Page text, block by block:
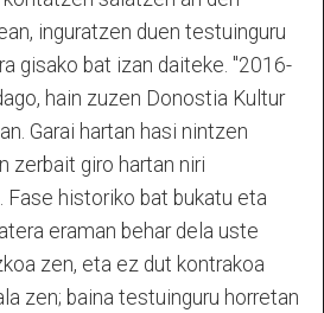
inguratzen duen testuinguru
gisako bat izan daiteke. "2016-
hain zuzen Donostia Kultur
Garai hartan hasi nintzen
zerbait giro hartan niri
Fase historiko bat bukatu eta
eraman behar dela uste
zen, eta ez dut kontrakoa
zen; baina testuinguru horretan